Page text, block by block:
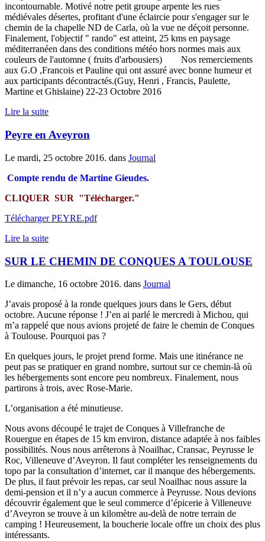
incontournable. Motivé notre petit groupe arpente les rues
médiévales désertes, profitant d'une éclaircie pour s'engager sur le
chemin de la chapelle ND de Carla, où la vue ne déçoit personne.
Finalement, l'objectif " rando" est atteint, 25 kms en paysage
méditerranéen dans des conditions météo hors normes mais aux
couleurs de l'automne ( fruits d'arbousiers) Nos remerciements
aux G.O ,Francois et Pauline qui ont assuré avec bonne humeur et
aux participants décontractés.(Guy, Henri , Francis, Paulette,
Martine et Ghislaine) 22-23 Octobre 2016
Lire la suite
Peyre en Aveyron
Le mardi, 25 octobre 2016. dans Journal
Compte rendu de Martine Gieudes.
CLIQUER SUR "Télécharger."
Télécharger PEYRE.pdf
Lire la suite
SUR LE CHEMIN DE CONQUES A TOULOUSE
Le dimanche, 16 octobre 2016. dans Journal
J’avais proposé à la ronde quelques jours dans le Gers, début
octobre. Aucune réponse ! J’en ai parlé le mercredi à Michou, qui
m’a rappelé que nous avions projeté de faire le chemin de Conques
à Toulouse. Pourquoi pas ?
En quelques jours, le projet prend forme. Mais une itinérance ne
peut pas se pratiquer en grand nombre, surtout sur ce chemin-là où
les hébergements sont encore peu nombreux. Finalement, nous
partirons à trois, avec Rose-Marie.
L’organisation a été minutieuse.
Nous avons découpé le trajet de Conques à Villefranche de
Rouergue en étapes de 15 km environ, distance adaptée à nos faibles
possibilités. Nous nous arrêterons à Noailhac, Cransac, Peyrusse le
Roc, Villeneuve d’Aveyron. Il faut compléter les renseignements du
topo par la consultation d’internet, car il manque des hébergements.
De plus, il faut prévoir les repas, car seul Noailhac nous assure la
demi-pension et il n’y a aucun commerce à Peyrusse. Nous devions
découvrir également que le seul commerce d’épicerie à Villeneuve
d’Aveyron se trouve à un kilomètre au-delà de notre terrain de
camping ! Heureusement, la boucherie locale offre un choix des plus
intéressants.